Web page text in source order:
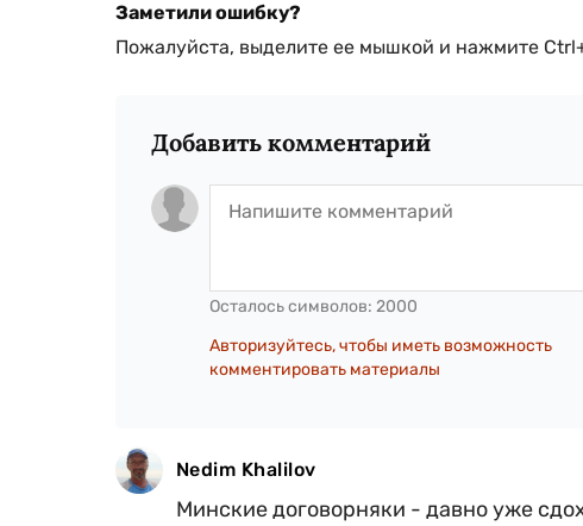
Заметили ошибку?
Пожалуйста, выделите ее мышкой и нажмите
Добавить комментарий
Осталось символов: 2000
Авторизуйтесь, чтобы иметь возможность
комментировать материалы
Nedim Khalilov
Минские договорняки - давно уже